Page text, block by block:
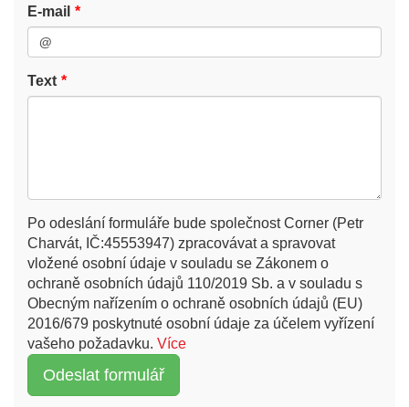
E-mail
Text
Po odeslání formuláře bude společnost Corner (Petr
Charvát, IČ:45553947) zpracovávat a spravovat
vložené osobní údaje v souladu se Zákonem o
ochraně osobních údajů 110/2019 Sb. a v souladu s
Obecným nařízením o ochraně osobních údajů (EU)
2016/679 poskytnuté osobní údaje za účelem vyřízení
vašeho požadavku. Více